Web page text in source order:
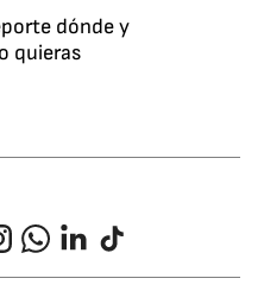
dónde y
quieras
WhatsappLinkedIn
TikTok